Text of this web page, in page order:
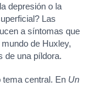
depresión o la
Las
a síntomas que
de Huxley,
de una píldora.
tema central. En Un